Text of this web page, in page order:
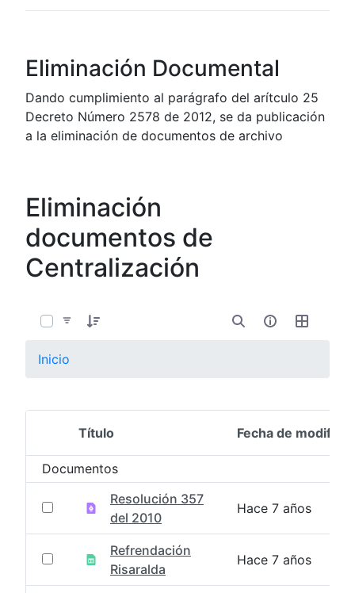
Eliminación Documental
Dando cumplimiento al parágrafo del arítculo 25
Decreto Número 2578 de 2012, se da publicación
a la eliminación de documentos de archivo
Eliminación
documentos de
Centralización
Inicio
Selección del elemento
Título Fecha de
Documentos
Resolución 357
del 2010
Hace 7 años
Refrendación
Risaralda
Hace 7 años